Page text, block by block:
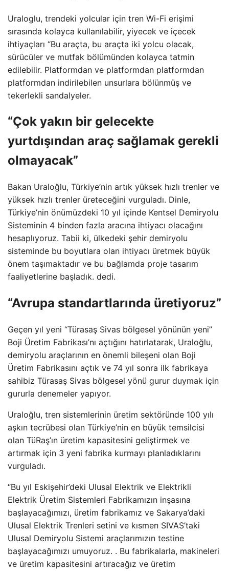
Uraloglu, trendeki yolcular için tren Wi-Fi erişimi
sırasında kolayca kullanılabilir, yiyecek ve içecek
ihtiyaçları “Bu araçta, bu araçta iki yolcu olacak,
sürücüler ve mutfak bölümünden kolayca tatmin
edilebilir. Platformdan ve platformdan platformdan
platformdan indirilebilen unsurlara bölünmüş ve
tekerlekli sandalyeler.
“Çok yakın bir gelecekte
yurtdışından araç sağlamak gerekli
olmayacak”
Bakan Uraloğlu, Türkiye’nin artık yüksek hızlı trenler ve
yüksek hızlı trenler üreteceğini vurguladı. Dinle,
Türkiye’nin önümüzdeki 10 yıl içinde Kentsel Demiryolu
Sisteminin 4 binden fazla aracına ihtiyacı olacağını
hesaplıyoruz. Tabii ki, ülkedeki şehir demiryolu
sisteminde bu boyutlara olan ihtiyacı üretmek büyük
önem taşımaktadır ve bu bağlamda proje tasarım
faaliyetlerine başladık. dedi.
“Avrupa standartlarında üretiyoruz”
Geçen yıl yeni “Türasaş Sivas bölgesel yönünün yeni”
Boji Üretim Fabrikası’nı açtığını hatırlatarak, Uraloğlu,
demiryolu araçlarının en önemli bileşeni olan Boji
Üretim Fabrikasını açtık ve 74 yıl sonra ilk fabrikaya
sahibiz Türasaş Sivas bölgesel yönü gurur duymak için
gururla denemeler yapıyor.
Uraloğlu, tren sistemlerinin üretim sektöründe 100 yılı
aşkın tecrübesi olan Türkiye’nin en büyük temsilcisi
olan TüRaş’ın üretim kapasitesini geliştirmek ve
artırmak için 3 yeni fabrika kurmayı planladıklarını
vurguladı.
“Bu yıl Eskişehir’deki Ulusal Elektrik ve Elektrikli
Elektrik Üretim Sistemleri Fabrikamızın inşasına
başlayacağımızı, üretim fabrikamız ve Sakarya’daki
Ulusal Elektrik Trenleri setini ve kısmen SIVAS’taki
Ulusal Demiryolu Sistemi araçlarımızın testine
başlayacağımızı umuyoruz. . Bu fabrikalarla, makineleri
ve üretim kapasitesini artıracağız ve üretim